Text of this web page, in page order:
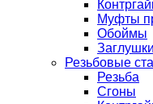
Муфты
Обоймы
Заглушки
Резьбовые
Резьба
Сгоны